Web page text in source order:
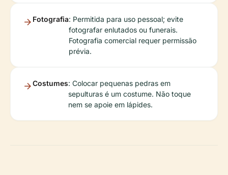
Fotografia: Permitida para uso pessoal; evite
fotografar enlutados ou funerais.
Fotografia comercial requer permissão
prévia.
Costumes: Colocar pequenas pedras em
sepulturas é um costume. Não toque
nem se apoie em lápides.